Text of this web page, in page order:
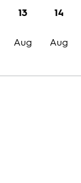
13
Aug
14
Aug